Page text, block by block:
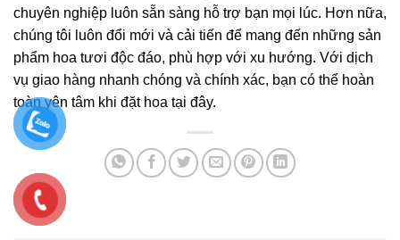
chuyên nghiệp luôn sẵn sàng hỗ trợ bạn mọi lúc. Hơn nữa,
chúng tôi luôn đổi mới và cải tiến để mang đến những sản
phẩm hoa tươi độc đáo, phù hợp với xu hướng. Với dịch
vụ giao hàng nhanh chóng và chính xác, bạn có thể hoàn
toàn yên tâm khi đặt hoa tại đây.